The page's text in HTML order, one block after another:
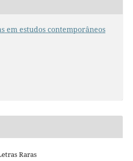
em estudos contemporâneos
Raras